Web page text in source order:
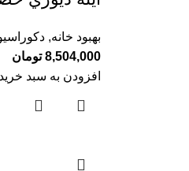
بهبود خانه,
8,504,000 تومان
افزودن به سبد خرید